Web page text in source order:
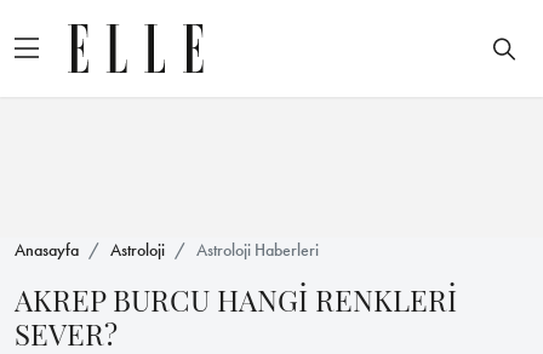
Anasayfa Astroloji Astroloji Haberleri
AKREP BURCU HANGİ RENKLERİ
SEVER?